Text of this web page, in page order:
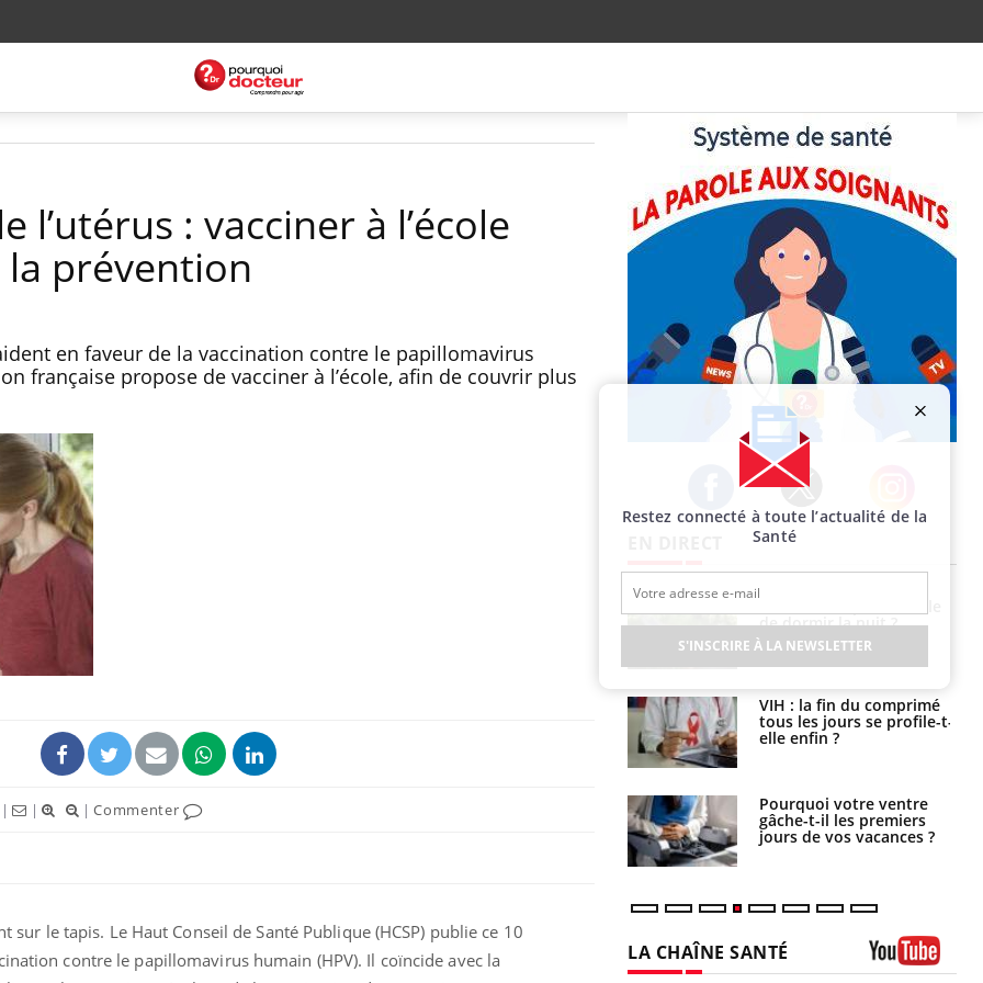
l’utérus : vacciner à l’école
prévention
en faveur de la vaccination contre le papillomavirus
française propose de vacciner à l’école, afin de couvrir plus
| | |Commenter
sur le tapis. Le Haut Conseil de Santé Publique (HCSP) publie ce 10
contre le papillomavirus humain (HPV). Il coïncide avec la
Facebook Twitter Instagram
?
Cytomégalovirus : ce qui
change dans la prise en
de dormir la nuit ?
VIH : la fin du comprimé
tous les jours se profile-t-
elle enfin ?
Pourquoi votre ventre
gâche-t-il les premiers
jours de vos vacances ?
pourquoi le risque de
noyade grimpe-t-il ?
Le Viagra pourrait-il
freiner la propagation du
cancer ?
Pourquoi manger moins
de protéines pourrait
finalement être bénéfique
LA CHAÎNE SANTÉ
Restez connecté à toute l’actualité de la
Santé
S'INSCRIRE À LA NEWSLETTER